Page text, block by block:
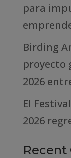
para
Birding
proyecto
2026
El
2026